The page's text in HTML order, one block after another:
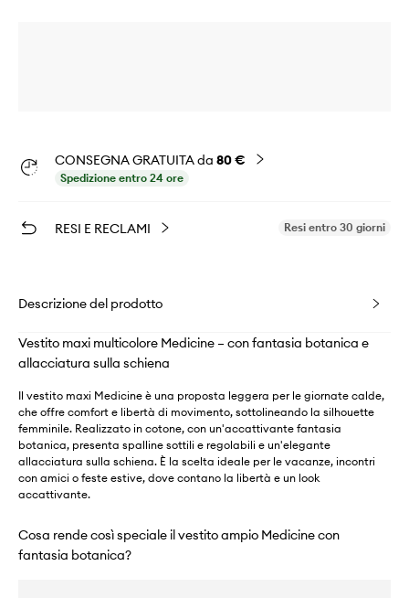
CONSEGNA GRATUITA da 80 €
Spedizione entro 24 ore
RESI E RECLAMI Resi entro 30 giorni
Descrizione del prodotto
Vestito maxi multicolore Medicine – con fantasia botanica e
allacciatura sulla schiena
Il vestito maxi Medicine è una proposta leggera per le giornate calde,
che offre comfort e libertà di movimento, sottolineando la silhouette
femminile. Realizzato in cotone, con un'accattivante fantasia
botanica, presenta spalline sottili e regolabili e un'elegante
allacciatura sulla schiena. È la scelta ideale per le vacanze, incontri
con amici o feste estive, dove contano la libertà e un look
accattivante.
Cosa rende così speciale il vestito ampio Medicine con
fantasia botanica?